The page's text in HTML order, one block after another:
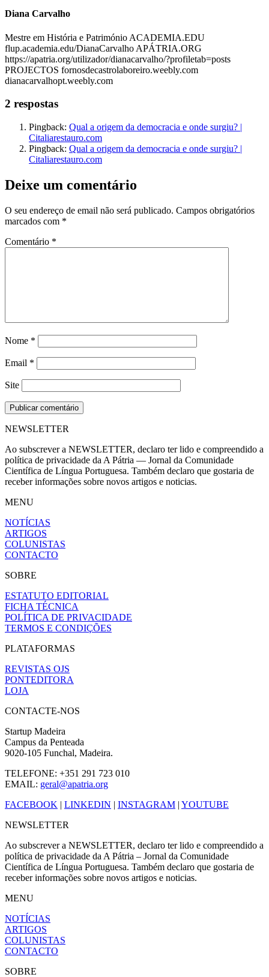
Diana Carvalho
Mestre em História e Património ACADEMIA.EDU
flup.academia.edu/DianaCarvalho APÁTRIA.ORG
https://apatria.org/utilizador/dianacarvalho/?profiletab=posts
PROJECTOS fornosdecastrolaboreiro.weebly.com
dianacarvalhopt.weebly.com
2 respostas
Pingback: Qual a origem da democracia e onde surgiu? |
Citaliarestauro.com
Pingback: Qual a origem da democracia e onde surgiu? |
Citaliarestauro.com
Deixe um comentário
O seu endereço de email não será publicado. Campos obrigatórios
marcados com *
Comentário *
Nome *
Email *
Site
NEWSLETTER
Ao subscrever a NEWSLETTER, declaro ter lido e compreendido a
política de privacidade da A Pátria — Jornal da Comunidade
Científica de Língua Portuguesa. Também declaro que gostaria de
receber informações sobre novos artigos e noticias.
MENU
NOTÍCIAS
ARTIGOS
COLUNISTAS
CONTACTO
SOBRE
ESTATUTO EDITORIAL
FICHA TÉCNICA
POLÍTICA DE PRIVACIDADE
TERMOS E CONDIÇÕES
PLATAFORMAS
REVISTAS OJS
PONTEDITORA
LOJA
CONTACTE-NOS
Startup Madeira
Campus da Penteada
9020-105 Funchal, Madeira.
TELEFONE: +351 291 723 010
EMAIL: geral@apatria.org
FACEBOOK | LINKEDIN | INSTAGRAM | YOUTUBE
NEWSLETTER
Ao subscrever a NEWSLETTER, declaro ter lido e compreendido a
política de privacidade da A Pátria – Jornal da Comunidade
Científica de Língua Portuguesa. Também declaro que gostaria de
receber informações sobre novos artigos e noticias.
MENU
NOTÍCIAS
ARTIGOS
COLUNISTAS
CONTACTO
SOBRE